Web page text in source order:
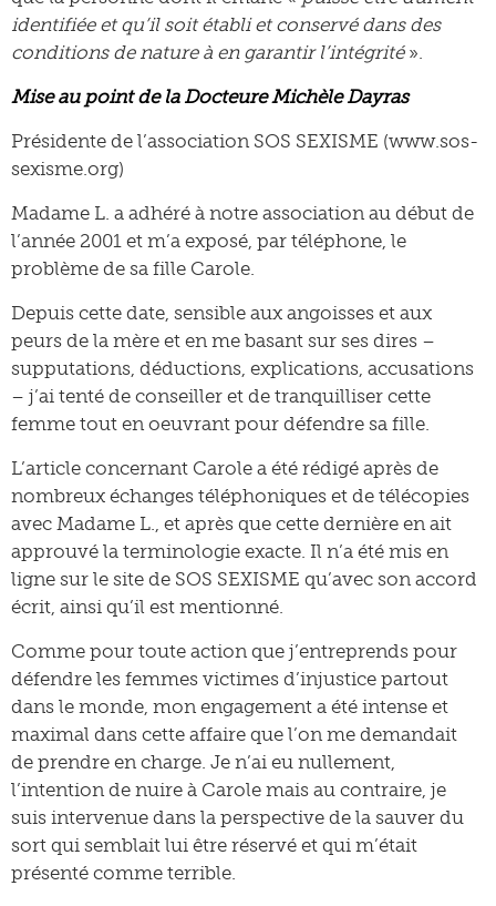
identifiée et qu’il soit établi et conservé dans des
conditions de nature à en garantir l’intégrité».
Mise au point de la Docteure Michèle Dayras
Présidente de l’association SOS SEXISME (www.sos-
sexisme.org)
Madame L. a adhéré à notre association au début de
l’année 2001 et m’a exposé, par téléphone, le
problème de sa fille Carole.
Depuis cette date, sensible aux angoisses et aux
peurs de la mère et en me basant sur ses dires –
supputations, déductions, explications, accusations
– j’ai tenté de conseiller et de tranquilliser cette
femme tout en oeuvrant pour défendre sa fille.
L’article concernant Carole a été rédigé après de
nombreux échanges téléphoniques et de télécopies
avec Madame L., et après que cette dernière en ait
approuvé la terminologie exacte. Il n’a été mis en
ligne sur le site de SOS SEXISME qu’avec son accord
écrit, ainsi qu’il est mentionné.
Comme pour toute action que j’entreprends pour
défendre les femmes victimes d’injustice partout
dans le monde, mon engagement a été intense et
maximal dans cette affaire que l’on me demandait
de prendre en charge. Je n’ai eu nullement,
l’intention de nuire à Carole mais au contraire, je
suis intervenue dans la perspective de la sauver du
sort qui semblait lui être réservé et qui m’était
présenté comme terrible.